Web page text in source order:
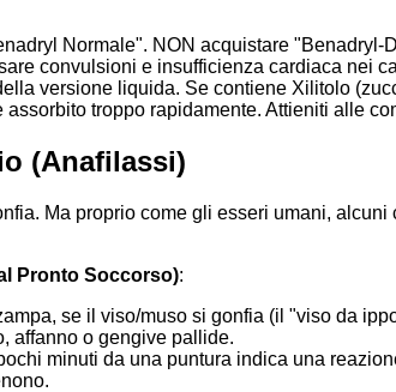
Normale". NON acquistare
convulsioni e insufficienza cardiaca nei
versione liquida. Se contiene Xilitolo
assorbito troppo rapidamente. Attieniti alle
(Anafilassi)
Ma proprio come gli esseri umani,
Pronto Soccorso):
se il viso/muso si gonfia (il "viso da
affanno o gengive pallide.
minuti da una puntura indica una